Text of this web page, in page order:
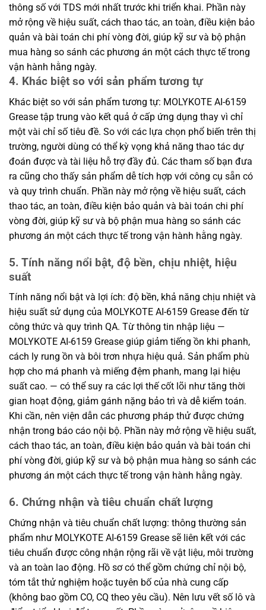
thông số với TDS mới nhất trước khi triển khai. Phần này
mở rộng về hiệu suất, cách thao tác, an toàn, điều kiện bảo
quản và bài toán chi phí vòng đời, giúp kỹ sư và bộ phận
mua hàng so sánh các phương án một cách thực tế trong
vận hành hằng ngày.
4. Khác biệt so với sản phẩm tương tự
Khác biệt so với sản phẩm tương tự: MOLYKOTE AI-6159
Grease tập trung vào kết quả ở cấp ứng dụng thay vì chỉ
một vài chỉ số tiêu đề. So với các lựa chọn phổ biến trên thị
trường, người dùng có thể kỳ vọng khả năng thao tác dự
đoán được và tài liệu hỗ trợ đầy đủ. Các tham số bạn đưa
ra cũng cho thấy sản phẩm dễ tích hợp với công cụ sẵn có
và quy trình chuẩn. Phần này mở rộng về hiệu suất, cách
thao tác, an toàn, điều kiện bảo quản và bài toán chi phí
vòng đời, giúp kỹ sư và bộ phận mua hàng so sánh các
phương án một cách thực tế trong vận hành hằng ngày.
5. Tính năng nổi bật, độ bền, chịu nhiệt, hiệu
suất
Tính năng nổi bật và lợi ích: độ bền, khả năng chịu nhiệt và
hiệu suất sử dụng của MOLYKOTE AI-6159 Grease đến từ
công thức và quy trình QA. Từ thông tin nhập liệu —
MOLYKOTE AI-6159 Grease giúp giảm tiếng ồn khi phanh,
cách ly rung ồn và bôi trơn nhựa hiệu quả. Sản phẩm phù
hợp cho má phanh và miếng đệm phanh, mang lại hiệu
suất cao. — có thể suy ra các lợi thế cốt lõi như tăng thời
gian hoạt động, giảm gánh nặng bảo trì và dễ kiểm toán.
Khi cần, nên viện dẫn các phương pháp thử được chứng
nhận trong báo cáo nội bộ. Phần này mở rộng về hiệu suất,
cách thao tác, an toàn, điều kiện bảo quản và bài toán chi
phí vòng đời, giúp kỹ sư và bộ phận mua hàng so sánh các
phương án một cách thực tế trong vận hành hằng ngày.
6. Chứng nhận và tiêu chuẩn chất lượng
Chứng nhận và tiêu chuẩn chất lượng: thông thường sản
phẩm như MOLYKOTE AI-6159 Grease sẽ liên kết với các
tiêu chuẩn được công nhận rộng rãi về vật liệu, môi trường
và an toàn lao động. Hồ sơ có thể gồm chứng chỉ nội bộ,
tóm tắt thử nghiệm hoặc tuyên bố của nhà cung cấp
(không bao gồm CO, CQ theo yêu cầu). Nên lưu vết số lô và